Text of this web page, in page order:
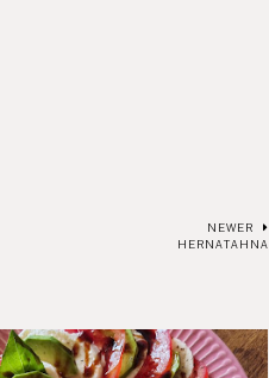
NEWER
HERNATAHNA